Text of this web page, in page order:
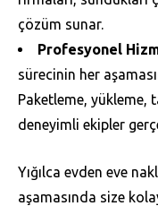
çözüm sunar.
Profesyonel
sürecinin her
Paketleme, yükleme,
deneyimli ekipler
Yığılca evden eve
aşamasında size